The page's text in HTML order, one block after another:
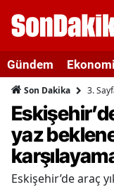
Gündem Ekonomi
Son Dakika 3.
yaz
Eskişehir’de araç